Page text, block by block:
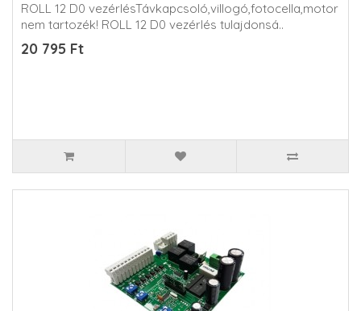
ROLL 12 D0 vezérlésTávkapcsoló,villogó,fotocella,motor
nem tartozék! ROLL 12 D0 vezérlés tulajdonsá..
20 795 Ft